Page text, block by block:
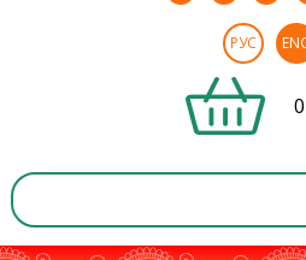
РУС